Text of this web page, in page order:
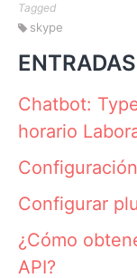
Tagged
skype
Chatbot:
horario
Configurar
¿Cómo
API?